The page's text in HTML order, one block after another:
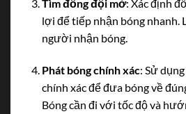
Tìm đồng đội mở: Xác định
lợi để tiếp nhận bóng nhanh.
người nhận bóng.
Phát bóng chính xác: Sử
chính xác để đưa bóng về
Bóng cần đi với tốc độ và